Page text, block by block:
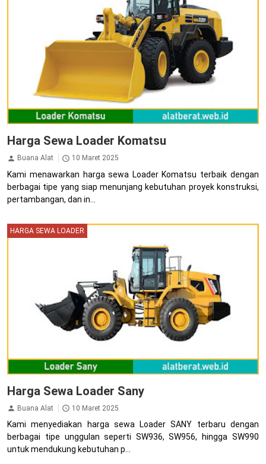
Harga Sewa Loader Komatsu
Buana Alat 10 Maret 2025
Kami menawarkan harga sewa Loader Komatsu terbaik dengan
berbagai tipe yang siap menunjang kebutuhan proyek konstruksi,
pertambangan, dan in...
HARGA SEWA LOADER
Harga Sewa Loader Sany
Buana Alat 10 Maret 2025
Kami menyediakan harga sewa Loader SANY terbaru dengan
berbagai tipe unggulan seperti SW936, SW956, hingga SW990
untuk mendukung kebutuhan p...